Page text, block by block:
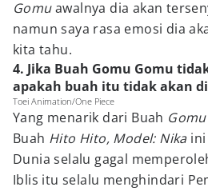
Gomuawalnya dia akan
namun saya rasa emosi dia
kita tahu.
4. Jika Buah Gomu Gomu
apakah buah itu tidak akan
Toei Animation/One Piece
Yang menarik dari Buah
Buah Hito Hito, Model: Nika
Dunia selalu gagal
Iblis itu selalu menghindari